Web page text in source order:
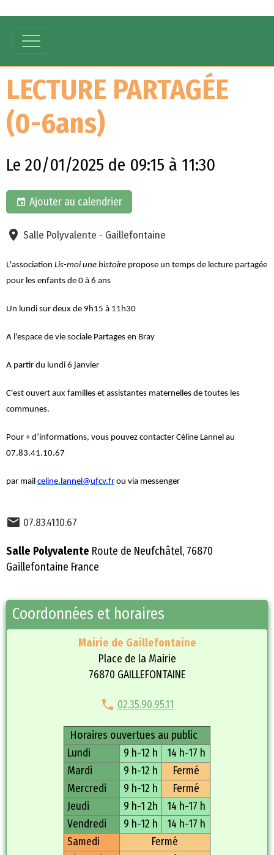
LECTURE PARTAGÉE
(0-6ans)
Le 20/01/2025 de 09:15 à 11:30
Ajouter au calendrier
Salle Polyvalente - Gaillefontaine
L'association Lis-moi une histoire propose un temps de lecture partagée
pour les enfants de 0 à 6 ans
Un lundi sur deux de 9h15 à 11h30
A l'espace de vie sociale Partages en Bray
A partir du lundi 6 janvier
C'est ouvert aux familles et assistantes maternelles de toutes les
communes.
Pour + d’informations, vous pouvez contacter Céline Lannel au
07.83.41.10.67
par mail celine.lannel@ufcv.fr ou via messenger
07.83.41.10.67
Salle Polyvalente Route de Neufchâtel, 76870
Gaillefontaine France
Coordonnées et horaires
Mairie de Gaillefontaine
Place de la Mairie
76870 GAILLEFONTAINE
02.35.90.95.11
Horaires ouvertues au public
Lundi 9 h-12 h
14 h-17 h
Mardi
9 h-12 h
Fermé
Mercredi
9 h-12 h
Fermé
Jeudi
9 h-1 2h
14 h-17 h
Vendredi
9 h-12 h
14 h-17 h
Samedi
Fermé